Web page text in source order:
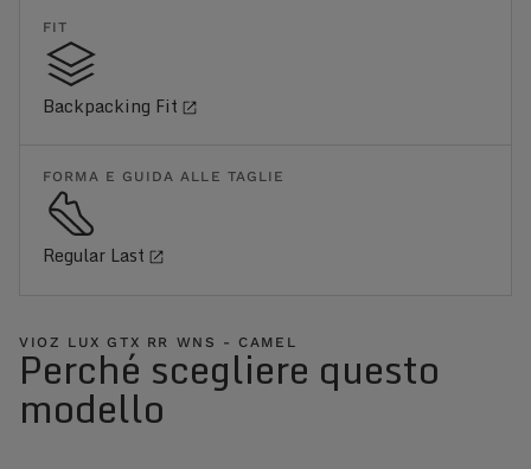
FIT
Backpacking Fit
FORMA E GUIDA ALLE TAGLIE
Regular Last
VIOZ LUX GTX RR WNS - CAMEL
Perché scegliere questo
modello